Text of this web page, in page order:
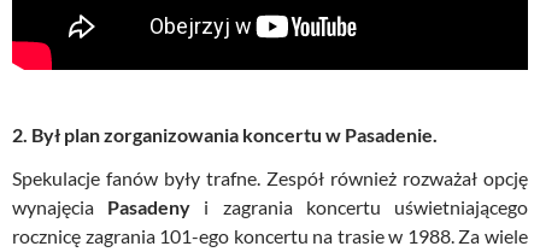
2. Był plan zorganizowania koncertu w Pasadenie.
Spekulacje fanów były trafne. Zespół również rozważał opcję
wynajęcia Pasadeny i zagrania koncertu uświetniającego
rocznicę zagrania 101-ego koncertu na trasie w 1988. Za wiele